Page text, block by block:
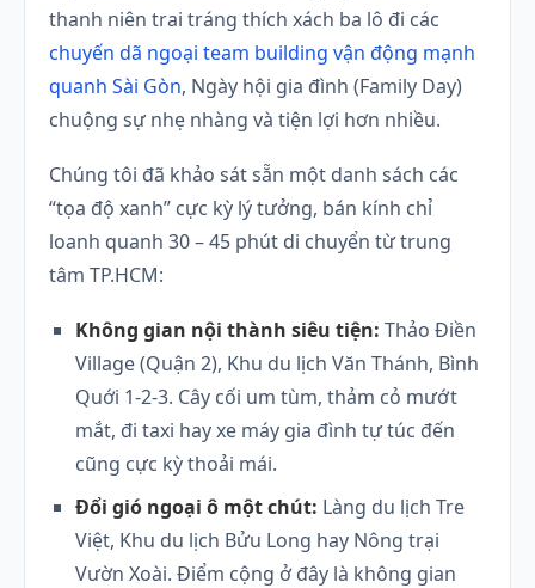
thanh niên trai tráng thích xách ba lô đi các
chuyến dã ngoại team building vận động mạnh
quanh Sài Gòn, Ngày hội gia đình (Family Day)
chuộng sự nhẹ nhàng và tiện lợi hơn nhiều.
Chúng tôi đã khảo sát sẵn một danh sách các
“tọa độ xanh” cực kỳ lý tưởng, bán kính chỉ
loanh quanh 30 – 45 phút di chuyển từ trung
tâm TP.HCM:
Không gian nội thành siêu tiện: Thảo Điền
Village (Quận 2), Khu du lịch Văn Thánh, Bình
Quới 1-2-3. Cây cối um tùm, thảm cỏ mướt
mắt, đi taxi hay xe máy gia đình tự túc đến
cũng cực kỳ thoải mái.
Đổi gió ngoại ô một chút: Làng du lịch Tre
Việt, Khu du lịch Bửu Long hay Nông trại
Vườn Xoài. Điểm cộng ở đây là không gian